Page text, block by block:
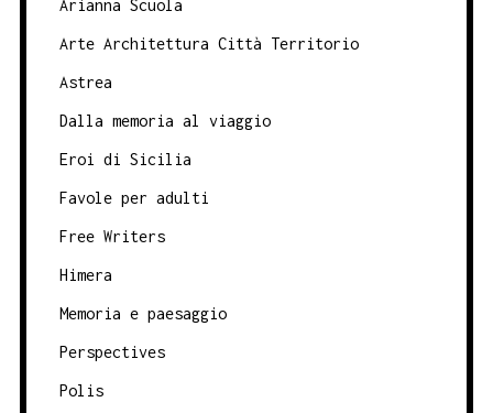
Arianna Scuola
Arte Architettura Città Territorio
Astrea
Dalla memoria al viaggio
Eroi di Sicilia
Favole per adulti
Free Writers
Himera
Memoria e paesaggio
Perspectives
Polis